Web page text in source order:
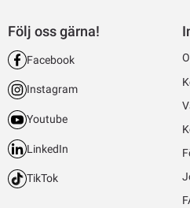
Följ oss gärna!
Facebook
Instagram
Youtube
LinkedIn
TikTok